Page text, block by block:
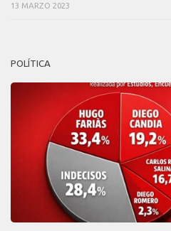
13 MARZO 2023
POLÍTICA